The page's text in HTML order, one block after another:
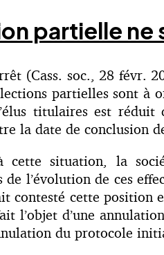
partielle ne
(Cass. soc., 28 févr.
partielles sont à
titulaires est
la date de conclusion
cette situation, la
de l’évolution de ces
contesté cette position
l’objet d’une
du protocole